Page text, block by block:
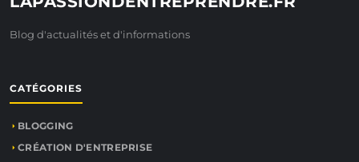
Blog d'actualités et d'informations
CATÉGORIES
BLOGGING
CRÉATION D'ENTREPRISE